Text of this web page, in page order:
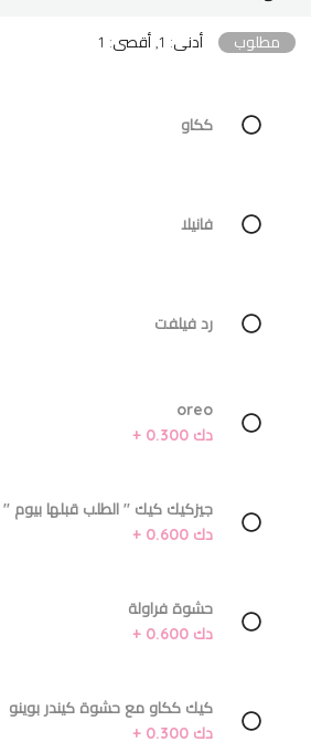
مطلوب أدنى: 1, أقصى: 1
ككاو
فانيلا
رد فيلفت
oreo
دك 0.300 +
جيزكيك كيك '' الطلب قبلها بيوم ''
دك 0.600 +
حشوة فراولة
دك 0.600 +
كيك ككاو مع حشوة كيندر بوينو
دك 0.300 +